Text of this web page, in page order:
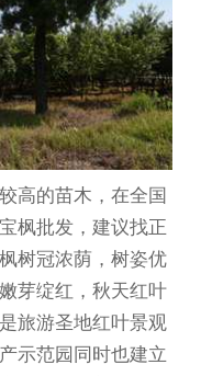
高的苗木，在全国
枫批发 ，建议找正
树冠浓荫，树姿优
芽绽红，秋天红叶
旅游圣地红叶景观
示范园同时也建立